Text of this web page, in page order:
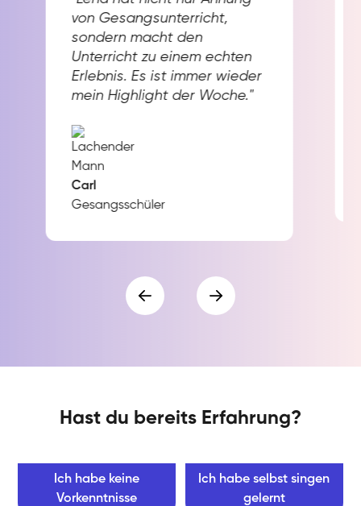
von Gesangsunterricht,
sondern macht den
Unterricht zu einem echten
Erlebnis. Es ist immer wieder
mein Highlight der Woche."
Carl
Gesangsschüler
Hast du bereits Erfahrung?
Ich habe keine
Vorkenntnisse
Ich habe selbst singen
gelernt